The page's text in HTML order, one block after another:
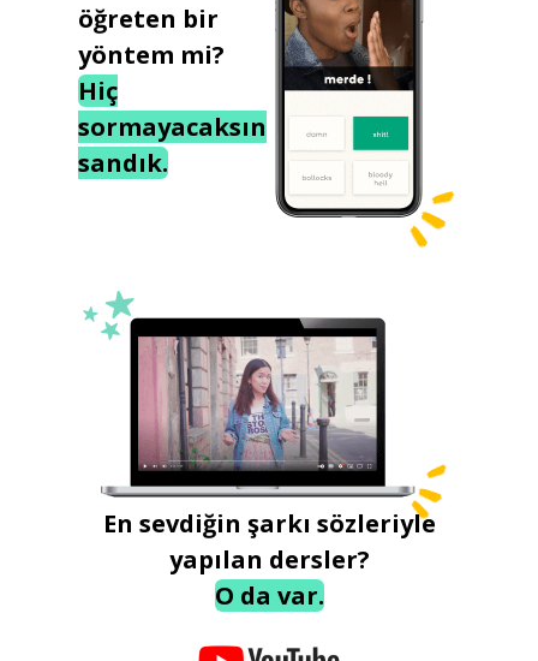
öğreten bir
yöntem mi?
Hiç
sormayacaksın
sandık.
En sevdiğin şarkı sözleriyle
yapılan dersler?
O da var.